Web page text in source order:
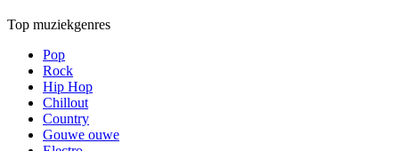
Top muziekgenres
Pop
Rock
Hip Hop
Chillout
Country
Gouwe ouwe